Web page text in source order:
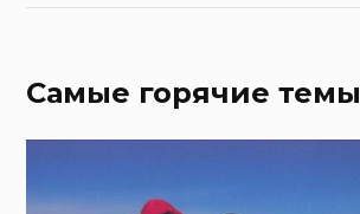
Самые горячие темы